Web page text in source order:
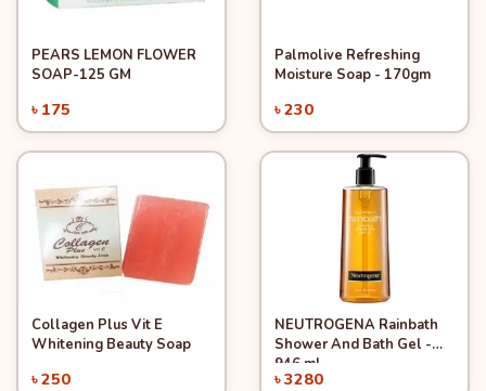
Quick ViewAdd to Cart
PEARS LEMON FLOWER
SOAP-125 GM
৳ 175
Quick ViewAdd to Cart
Palmolive Refreshing
Moisture Soap - 170gm
৳ 230
Quick ViewAdd to Cart
Collagen Plus Vit E
Whitening Beauty Soap
৳ 250
Quick ViewAdd to Cart
NEUTROGENA Rainbath
Shower And Bath Gel -
946 ml
৳ 3280